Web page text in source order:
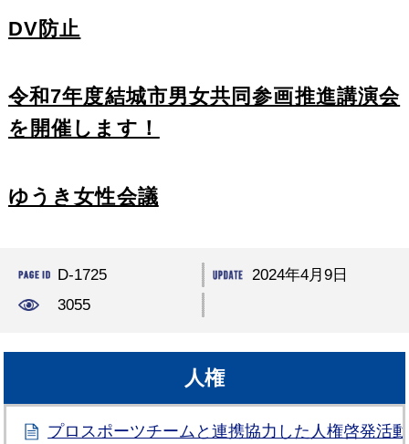
DV防止
令和7年度結城市男女共同参画推進講演会
を開催します！
ゆうき女性会議
D-1725
2024年4月9日
3055
人権
プロスポーツチームと連携協力した人権啓発活